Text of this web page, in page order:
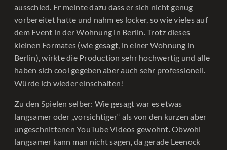
ausschied. Er meinte dazu dass er sich nicht genug
vorbereitet hatte und nahm es locker, so wie vieles auf
dem Event in der Wohnung in Berlin. Trotz dieses
kleinen Formates (wie gesagt, in einer Wohnung in
Berlin), wirkte die Production sehr hochwertig und alle
haben sich cool gegeben aber auch sehr professionell.
Würde ich wieder einschalten!
Zu den Spielen selber: Wie gesagt war es etwas
langsamer oder „vorsichtiger“ als von den kurzen aber
ungeschnittenen YouTube Videos gewohnt. Obwohl
langsamer kann man nicht sagen, da gerade Leenock